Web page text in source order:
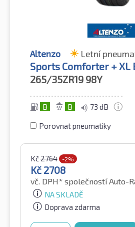
Altenzo Letní
Sports Comforter + XL
265/35ZR19 98Y
B B 73 dB
Porovnat pneumatiky
Kč2764 -2%
Kč 2708
vč. DPH* společností Auto-
NA SKLADĚ
Doprava zdarma